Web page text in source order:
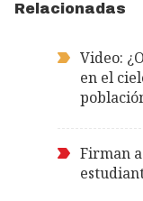
Relacionadas
Video:
en el
Firman